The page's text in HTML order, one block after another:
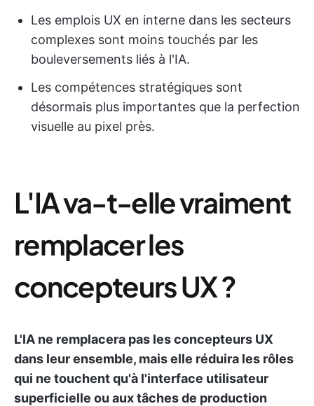
Les emplois UX en interne dans les secteurs
complexes sont moins touchés par les
bouleversements liés à l'IA.
Les compétences stratégiques sont
désormais plus importantes que la perfection
visuelle au pixel près.
L'IA va-t-elle vraiment
remplacer les
concepteurs UX ?
L'IA ne remplacera pas les concepteurs UX
dans leur ensemble, mais elle réduira les rôles
qui ne touchent qu'à l'interface utilisateur
superficielle ou aux tâches de production